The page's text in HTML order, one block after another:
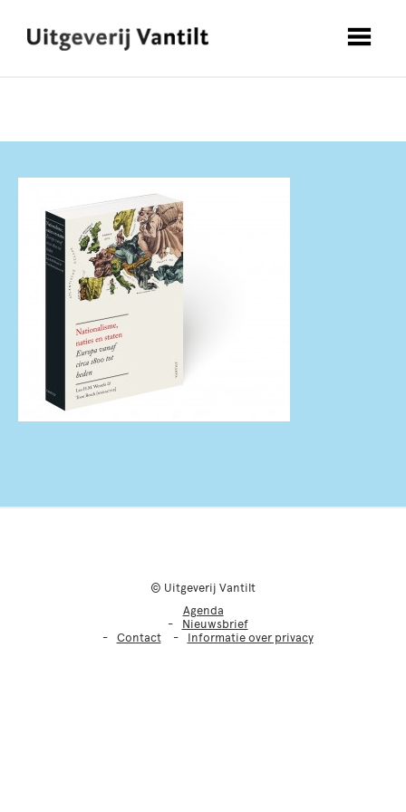
© Uitgeverij Vantilt
Agenda
Nieuwsbrief
Contact
Informatie over privacy